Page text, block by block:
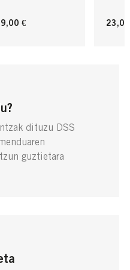
€
dituzu DSS
guztietara